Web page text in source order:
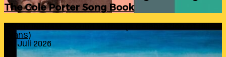
The Cole Porter Song Book
Evans)
24. Juli 2026